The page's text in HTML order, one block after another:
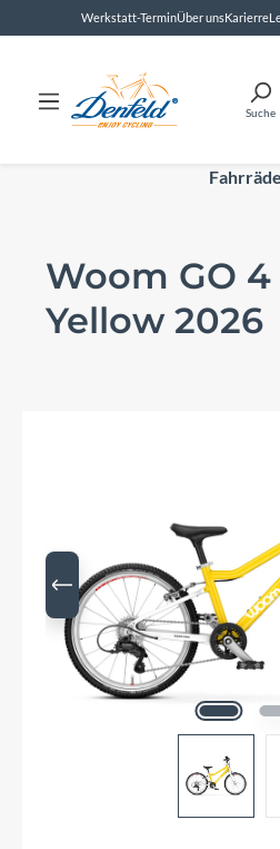
springenWerkstatt-TerminÜber unsKarierre
Suche
Woom GO
Yellow 2026